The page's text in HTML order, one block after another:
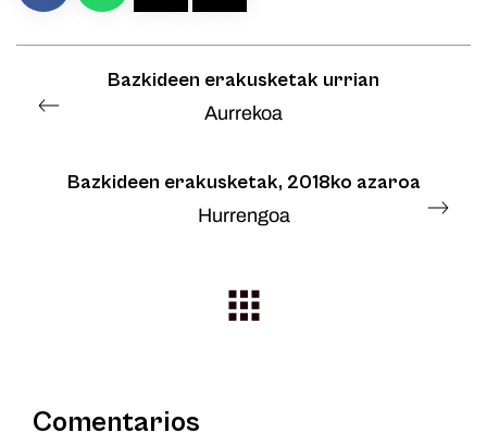
Bazkideen erakusketak urrian
Aurrekoa
Bazkideen erakusketak, 2018ko azaroa
Hurrengoa
Comentarios